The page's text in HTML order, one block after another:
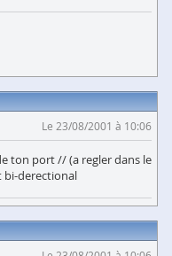
Le 23/08/2001 à 10:06
ton port // (a regler dans le
bi-derectional